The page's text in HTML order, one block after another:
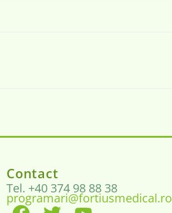
Contact
Tel. +40 374 98 88 38
programari@fortiusmedical.ro